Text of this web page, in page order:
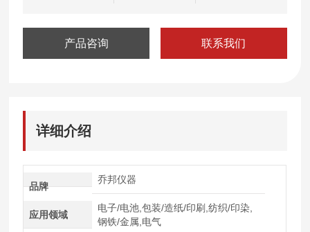
产品咨询 联系我们
详细介绍
品牌
乔邦仪器
应用领域
电子/电池,包装/造纸/印刷,纺织/印染,
钢铁/金属,电气